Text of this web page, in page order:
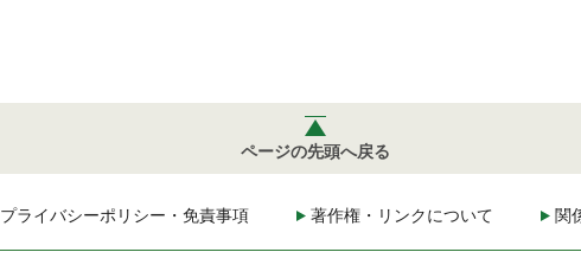
ページの先頭へ戻る
プライバシーポリシー・免責事項 著作権・リンクについて 関